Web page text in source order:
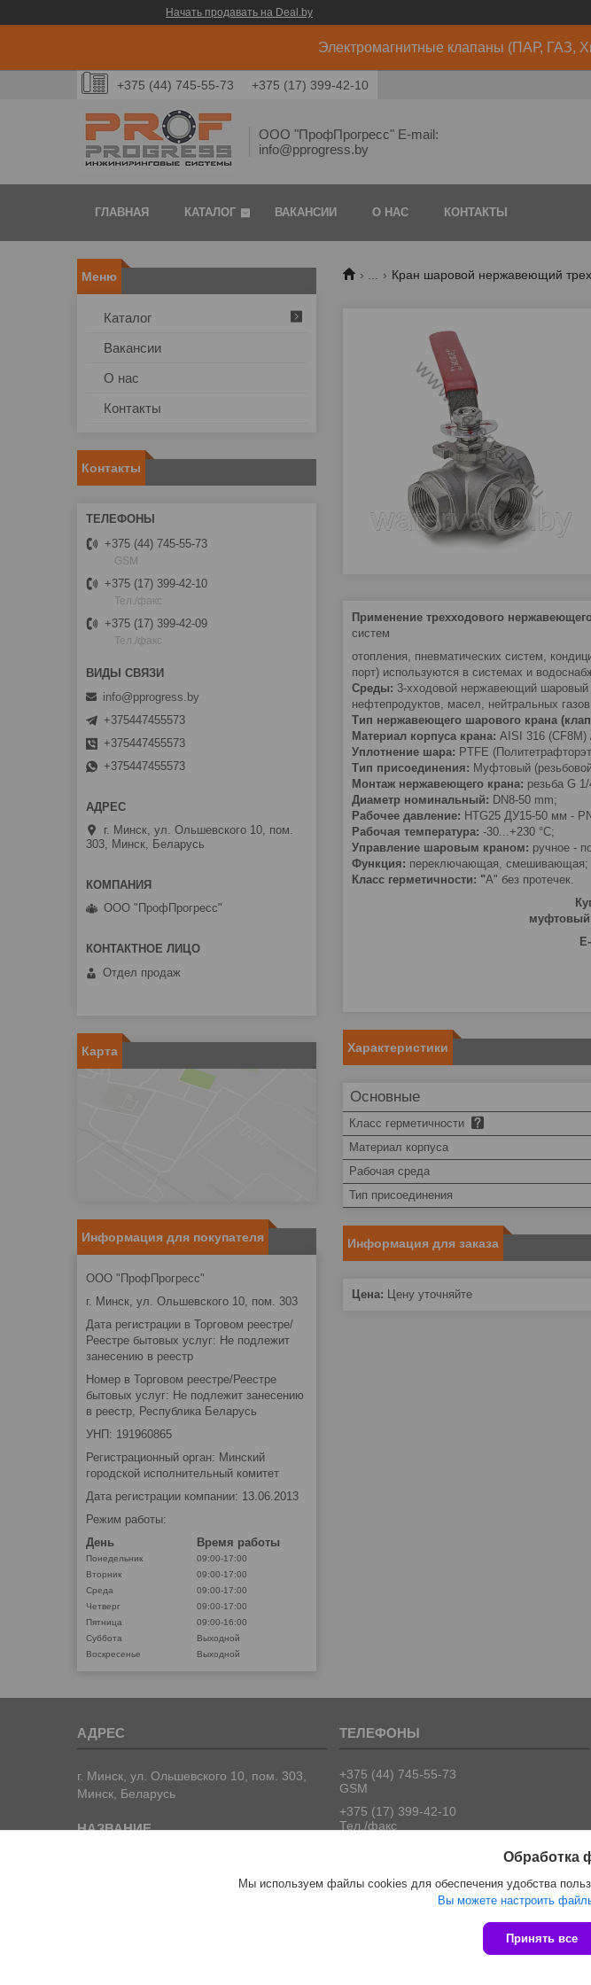
Начать продавать на Deal.by
Электромагнитные клапаны (ПАР, ГАЗ,
+375 (44) 745-55-73 +375 (17) 399-42-10
ООО "ПрофПрогресс" E-mail:
info@pprogress.by
ГЛАВНАЯ КАТАЛОГ ВАКАНСИИ О НАС КОНТАКТЫ
... Кран шаровой нержавеющий
Применение трехходового
систем
отопления, пневматических систем,
порт) используются в системах и
Среды: 3-хходовой нержавеющий шаровый
нефтепродуктов, масел, нейтральных
Тип нержавеющего шарового крана
Материал корпуса крана: AISI 316
Уплотнение шара: PTFE
Тип присоединения: Муфтовый
Монтаж нержавеющего крана: резьба G
Диаметр номинальный: DN8-50 mm;
Рабочее давление: HTG25 ДУ15-50 мм -
Рабочая температура: -30...+230 °С;
Управление шаровым краном: ручное -
Функция: переключающая, смешивающая;
Класс герметичности: "A" без протечек.
Характеристики
Основные
Класс герметичности
Материал корпуса
Рабочая среда
Тип присоединения
Информация для заказа
Цена: Цену уточняйте
Каталог
Вакансии
О нас
Контакты
Контакты
+375 (44) 745-55-73
GSM
+375 (17) 399-42-10
Тел./факс
+375 (17) 399-42-09
Тел./факс
info@pprogress.by
+375447455573
+375447455573
+375447455573
г. Минск, ул. Ольшевского 10, пом.
303, Минск, Беларусь
ООО "ПрофПрогресс"
Отдел продаж
Карта
Информация для покупателя
ООО "ПрофПрогресс"
г. Минск, ул. Ольшевского 10, пом. 303
Дата регистрации в Торговом реестре/
Реестре бытовых услуг: Не подлежит
занесению в реестр
Номер в Торговом реестре/Реестре
бытовых услуг: Не подлежит занесению
в реестр, Республика Беларусь
УНП: 191960865
Регистрационный орган: Минский
городской исполнительный комитет
Дата регистрации компании: 13.06.2013
Режим работы:
День
Время работы
Понедельник
09:00-17:00
Вторник
09:00-17:00
Среда
09:00-17:00
Четверг
09:00-17:00
Пятница
09:00-16:00
Суббота
Выходной
Воскресенье
Выходной
г. Минск, ул. Ольшевского 10, пом. 303,
Минск, Беларусь
+375 (44) 745-55-73
GSM
+375 (17) 399-42-10
Тел./факс
Сайт создан на
Политика
Обработка
Мы используем файлы cookies для обеспечения удобства
Вы можете настроить
Принять все